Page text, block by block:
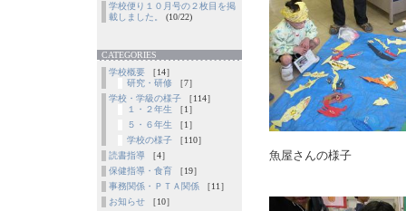
学校便り１０月号の２枚目を掲
載しました。
(10/22)
CATEGORIES
学校概要 ［14］
研究・研修 ［7］
学校・学級の様子 ［114］
１・２年生 ［1］
５・６年生 ［1］
学校の様子 ［110］
読書指導 ［4］
保健指導・食育 ［19］
事務関係・ＰＴＡ関係 ［11］
お知らせ ［10］
魚屋さんの様子